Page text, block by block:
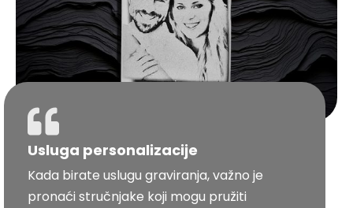
Usluga personalizacije
Kada birate uslugu graviranja, važno je
pronaći stručnjake koji mogu pružiti